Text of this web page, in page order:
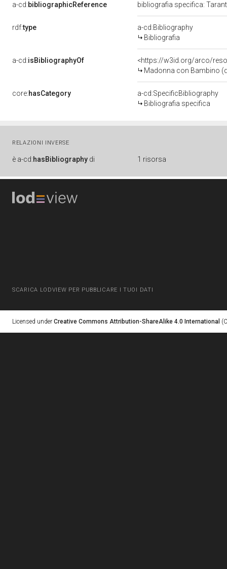
a-cd:bibliographicReference bibliografia specifica:
rdf:type
a-cd:Bibliography
Bibliografia
a-cd:isBibliographyOf
<https://w3id.org/arco/
Madonna con Bambino
core:hasCategory
a-cd:SpecificBibliography
Bibliografia specifica
RELAZIONI INVERSE
è a-cd:hasBibliography di 1 risorsa
SCARICA LODVIEW PER PUBBLICARE I TUOI DATI
Licensed under Creative Commons Attribution-ShareAlike 4.0 International